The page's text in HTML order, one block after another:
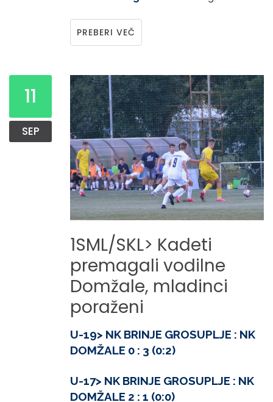
PREBERI VEČ
11
SEP
1SML/SKL> Kadeti
premagali vodilne
Domžale, mladinci
poraženi
U-19> NK BRINJE GROSUPLJE : NK
DOMŽALE 0 : 3 (0:2)
U-17> NK BRINJE GROSUPLJE : NK
DOMŽALE 2 : 1 (0:0)